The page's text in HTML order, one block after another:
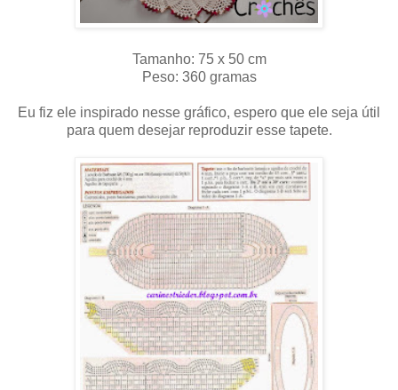
Tamanho: 75 x 50 cm
Peso: 360 gramas
Eu fiz ele inspirado nesse gráfico, espero que ele seja útil
para quem desejar reproduzir esse tapete.